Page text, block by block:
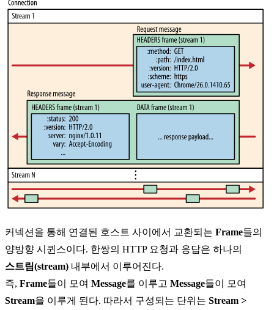
커넥션을 통해 연결된 호스트 사이에서 교환되는 Frame들의
양방향 시퀸스이다. 한쌍의 HTTP 요청과 응답은 하나의
스트림(stream) 내부에서 이루어진다.
즉, Frame들이 모여 Message를 이루고 Message들이 모여
Stream을 이루게 된다. 따라서 구성되는 단위는 Stream >